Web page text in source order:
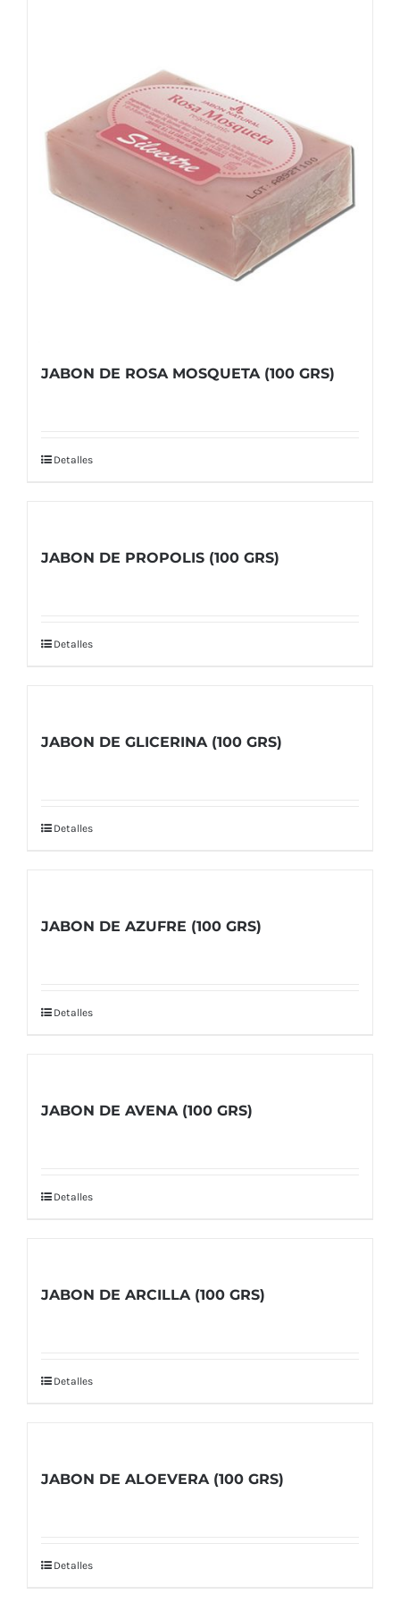
JABON DE ROSA MOSQUETA (100 GRS)
Detalles
JABON DE PROPOLIS (100 GRS)
Detalles
JABON DE GLICERINA (100 GRS)
Detalles
JABON DE AZUFRE (100 GRS)
Detalles
JABON DE AVENA (100 GRS)
Detalles
JABON DE ARCILLA (100 GRS)
Detalles
JABON DE ALOEVERA (100 GRS)
Detalles